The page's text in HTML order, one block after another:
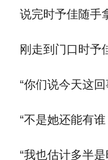
说完时予佳随手
刚走到门口时予
“你们说今天这回
“不是她还能有谁
“我也估计多半是